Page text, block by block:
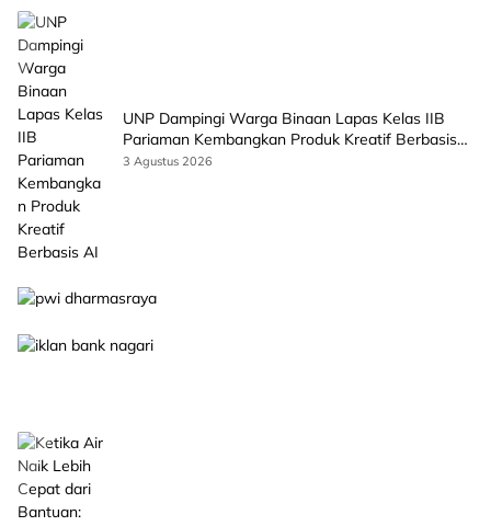
UNP Dampingi Warga Binaan Lapas Kelas IIB
Pariaman Kembangkan Produk Kreatif Berbasis
AI
3 Agustus 2026